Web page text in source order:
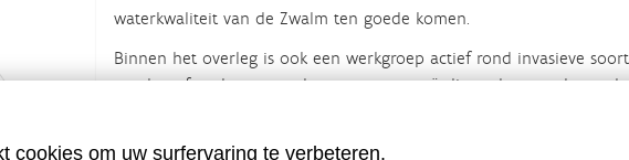
waterkwaliteit van de Zwalm ten goede komen.
Binnen het overleg is ook een werkgroep actief rond invasieve
worden afspraken gemaakt voor een gecoördineerde aanpak van
cookies om uw surfervaring te verbeteren.